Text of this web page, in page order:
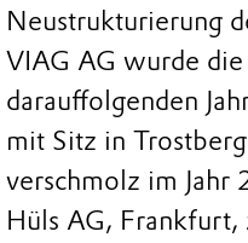
Neustrukturierung
VIAG AG wurde
darauffolgenden
mit Sitz in
verschmolz im Jahr
Hüls AG, Frankfurt,